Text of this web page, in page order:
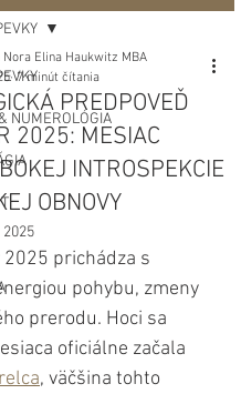
NUMEROLÓGIA
PREDPOVEĎ
2025: MESIAC
INTROSPEKCIE
OBNOVY
Nora Elina Haukwitz MBA
7 minút čítania
2025
2025 prichádza s
pohybu, zmeny
prerodu. Hoci sa
oficiálne začala
, väčšina tohto